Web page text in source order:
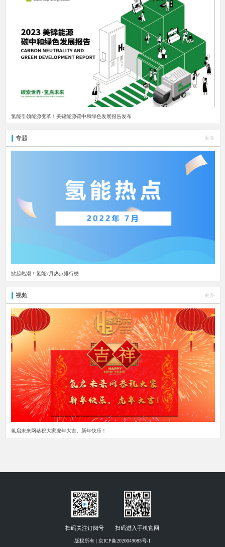
氢能引领能源变革！美锦能源碳中和绿色发展报告发布
专题 更多
掀起热潮！氢能7月热点排行榜
视频 更多
氢启未来网恭祝大家虎年大吉、新年快乐！
扫码关注订阅号 扫码进入手机官网
版权所有 | 京ICP备2020049083号-1